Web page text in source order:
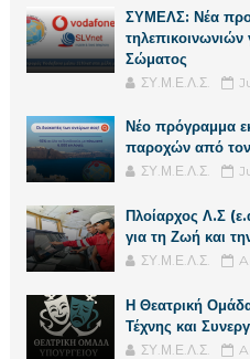
ΣΥΜΕΛΣ: Νέα
τηλεπικοινωνιών
Σώματος
ΣΥ.Μ.Ε.Λ.Σ.
Νέο πρόγραμμα
παροχών από
ΣΥ.Μ.Ε.Λ.Σ.
Πλοίαρχος Λ.Σ
για τη Ζωή και
ΣΥ.Μ.Ε.Λ.Σ.
Η Θεατρική
Τέχνης και
ΣΥ.Μ.Ε.Λ.Σ.